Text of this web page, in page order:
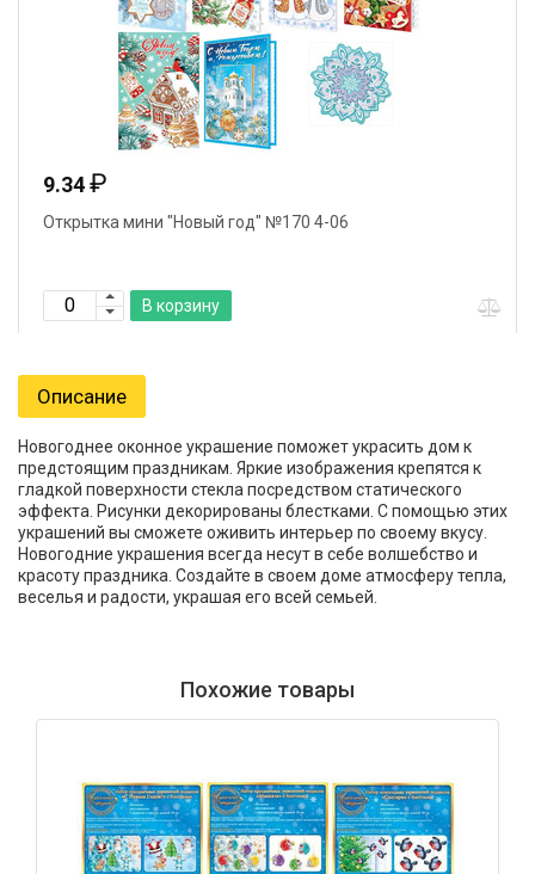
9.34₽
Открытка мини "Новый год" №170 4-06
В корзину
Описание
Новогоднее оконное украшение поможет украсить дом к
предстоящим праздникам. Яркие изображения крепятся к
гладкой поверхности стекла посредством статического
эффекта. Рисунки декорированы блестками. С помощью этих
украшений вы сможете оживить интерьер по своему вкусу.
Новогодние украшения всегда несут в себе волшебство и
красоту праздника. Создайте в своем доме атмосферу тепла,
веселья и радости, украшая его всей семьей.
Похожие товары